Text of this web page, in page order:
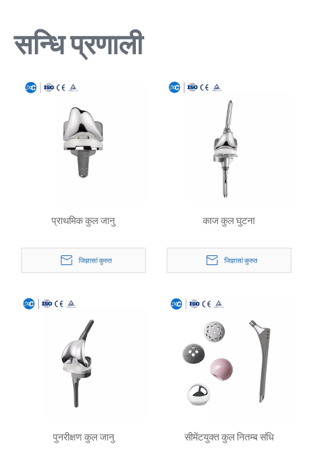
सन्धि प्रणाली
प्राथमिक कुल जानु
जिज्ञासां कुरुत
काज कुल घुटना
जिज्ञासां कुरुत
पुनरीक्षण कुल जानु सीमेंटयुक्त कुल नितम्ब संधि